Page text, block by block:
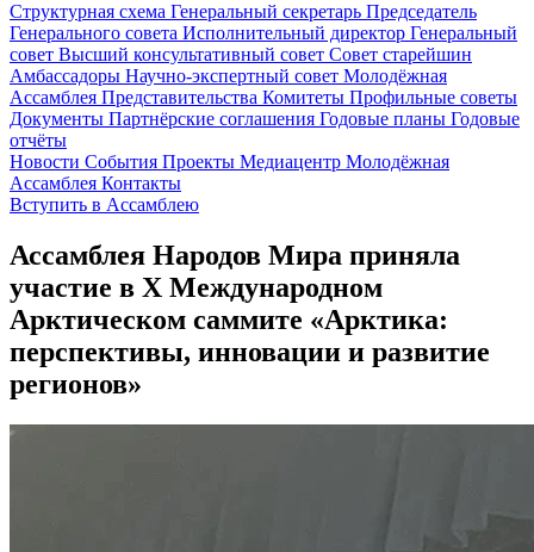
Структурная схема Генеральный секретарь Председатель
Генерального совета Исполнительный директор Генеральный
совет Высший консультативный совет Совет старейшин
Амбассадоры Научно-экспертный совет Молодёжная
Ассамблея Представительства Комитеты Профильные советы
Документы Партнёрские соглашения Годовые планы Годовые
отчёты
Новости События Проекты Медиацентр Молодёжная
Ассамблея Контакты
Вступить в Ассамблею
Ассамблея Народов Мира приняла
участие в X Международном
Арктическом саммите «Арктика:
перспективы, инновации и развитие
регионов»